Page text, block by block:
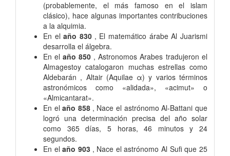
(probablemente, el más famoso en el islam
clásico), hace algunas importantes contribuciones
a la alquimia.
En el año 830 , El matemático árabe Al Juarismi
desarrolla el álgebra.
En el año 850 , Astronomos Arabes tradujeron el
Almagestoy catalogaron muchas estrellas como
Aldebarán , Altair (Aquilae α) y varios términos
astronómicos como «alidada», «acimut» o
«Almicantarat».
En el año 858 , Nace el astrónomo Al-Battani que
logró una determinación precisa del año solar
como 365 días, 5 horas, 46 minutos y 24
segundos.
En el año 903 , Nace el astrónomo Al Sufi que 25